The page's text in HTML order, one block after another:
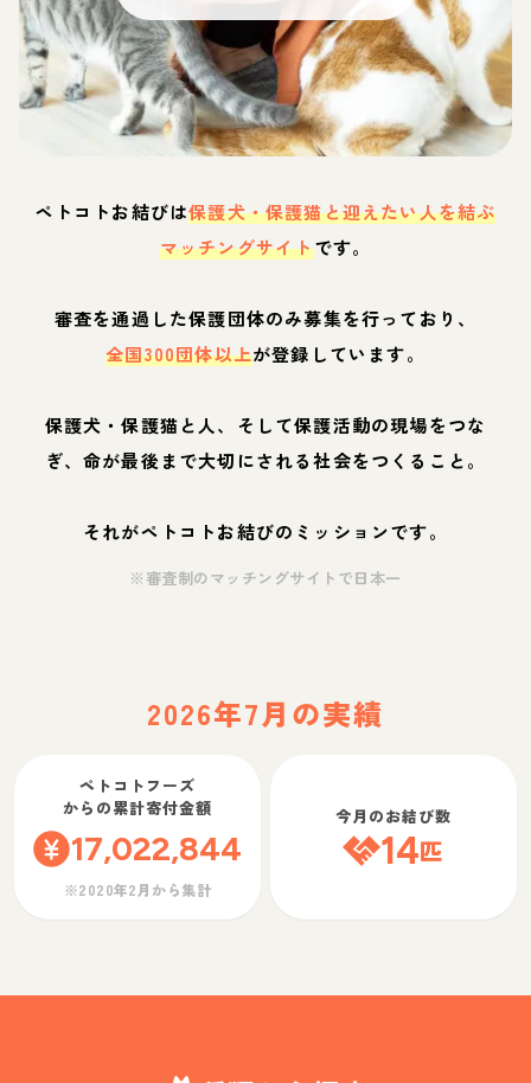
ペトコトお結びは保護犬・保護猫と迎えたい人を結ぶ
マッチングサイトです。
審査を通過した保護団体のみ募集を行っており、
全国300団体以上が登録しています。
保護犬・保護猫と人、そして保護活動の現場をつな
ぎ、命が最後まで大切にされる社会をつくること。
それがペトコトお結びのミッションです。
※審査制のマッチングサイトで日本一
2026年7月の実績
ペトコトフーズ
からの累計寄付金額
17,022,844
※2020年2月から集計
今月のお結び数
14匹